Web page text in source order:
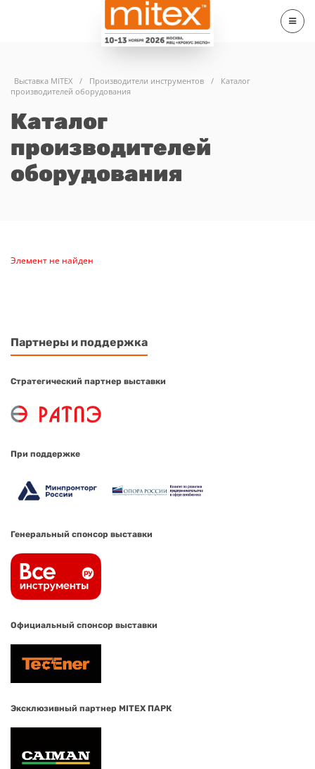
Выставка MITEX / Производители инструментов /
Каталог
производителей оборудования
Каталог
производителей
оборудования
Элемент не найден
Партнеры и поддержка
Стратегический партнер выставки
При поддержке
Генеральный спонсор выставки
Официальный спонсор выставки
Эксклюзивный партнер MITEX ПАРК